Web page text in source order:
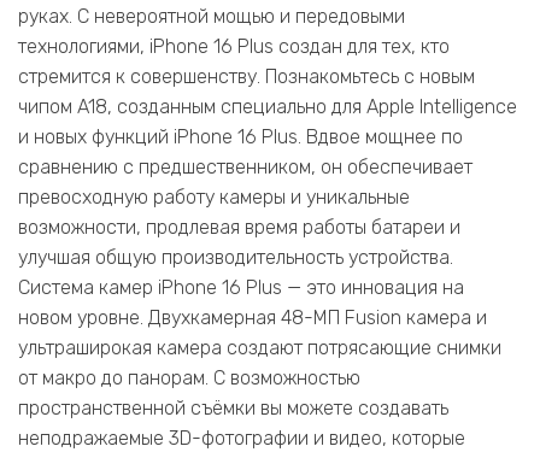
руках. С невероятной мощью и передовыми
технологиями, iPhone 16 Plus создан для тех, кто
стремится к совершенству. Познакомьтесь с новым
чипом A18, созданным специально для Apple Intelligence
и новых функций iPhone 16 Plus. Вдвое мощнее по
сравнению с предшественником, он обеспечивает
превосходную работу камеры и уникальные
возможности, продлевая время работы батареи и
улучшая общую производительность устройства.
Система камер iPhone 16 Plus — это инновация на
новом уровне. Двухкамерная 48-МП Fusion камера и
ультраширокая камера создают потрясающие снимки
от макро до панорам. С возможностью
пространственной съёмки вы можете создавать
неподражаемые 3D-фотографии и видео, которые